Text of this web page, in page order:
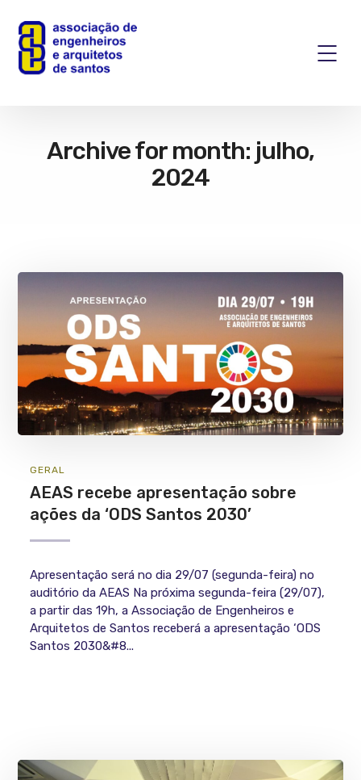
Archive for month: julho,
2024
GERAL
AEAS recebe apresentação sobre
ações da ‘ODS Santos 2030’
Apresentação será no dia 29/07 (segunda-feira) no
auditório da AEAS Na próxima segunda-feira (29/07),
a partir das 19h, a Associação de Engenheiros e
Arquitetos de Santos receberá a apresentação ‘ODS
Santos 2030&#8...